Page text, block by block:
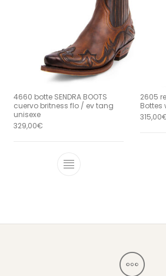
4660 botte SENDRA BOOTS
cuervo britness flo / ev tang
unisexe
329,00€
Ce produit a
2605
Bottes
315,00